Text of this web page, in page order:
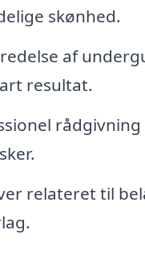
skønhed.
af
resultat.
relateret til